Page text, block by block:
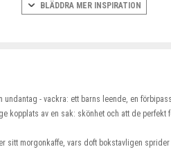
BLÄDDRA MER INSPIRATION
- vackra: ett barns leende, en
kopplats av en sak: skönhet och att de perfekt
morgonkaffe, vars doft bokstavligen